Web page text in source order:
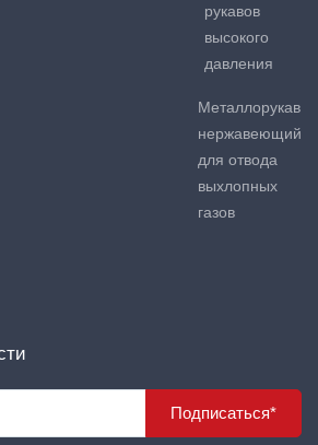
рукавов
высокого
давления
Металлорукав
нержавеющий
для отвода
выхлопных
газов
Подписаться*